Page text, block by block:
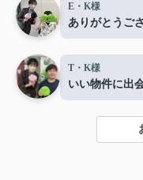
E・K様
ありがとうご
T・K様
いい物件に出